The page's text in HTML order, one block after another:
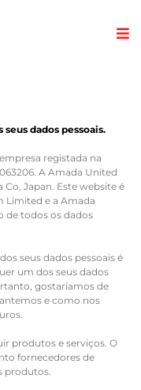
dados pessoais.
registada na
A Amada United
Japan. Este website é
Limited e a Amada
de todos os dados
seus dados pessoais é
um dos seus dados
gostaríamos de
e como nos
produtos e serviços. O
fornecedores de
produtos.